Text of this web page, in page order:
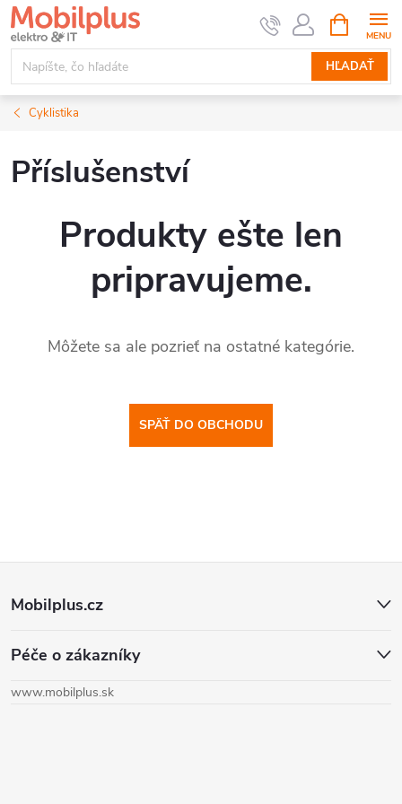
Prejsť
na
obsah
HĽADAŤ
KOŠÍK
Cyklistika
Příslušenství
Produkty ešte len
pripravujeme.
Môžete sa ale pozrieť na ostatné kategórie.
SPÄŤ DO OBCHODU
p
Mobilplus.cz
Péče o zákazníky
www.mobilplus.sk